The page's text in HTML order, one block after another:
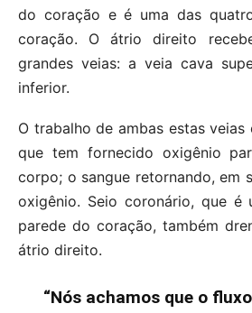
do coração e é uma das
coração. O átrio direito
grandes veias: a veia cava
inferior.
O trabalho de ambas estas
que tem fornecido oxigênio
corpo; o sangue retornando, em
oxigênio. Seio coronário, que é
parede do coração, também
átrio direito.
“Nós achamos que o